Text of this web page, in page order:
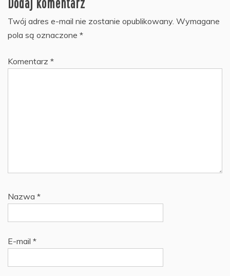
Dodaj komentarz
Twój adres e-mail nie zostanie opublikowany. Wymagane
pola są oznaczone *
Komentarz *
Nazwa *
E-mail *